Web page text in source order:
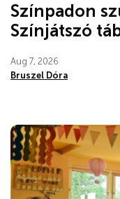
Színpadon
Színjátszó
Aug 7, 2026
Bruszel Dóra